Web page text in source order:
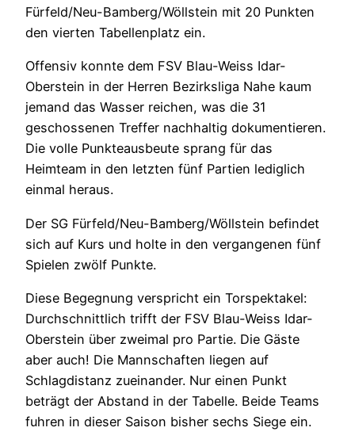
Fürfeld/Neu-Bamberg/Wöllstein mit 20 Punkten
den vierten Tabellenplatz ein.
Offensiv konnte dem FSV Blau-Weiss Idar-
Oberstein in der Herren Bezirksliga Nahe kaum
jemand das Wasser reichen, was die 31
geschossenen Treffer nachhaltig dokumentieren.
Die volle Punkteausbeute sprang für das
Heimteam in den letzten fünf Partien lediglich
einmal heraus.
Der SG Fürfeld/Neu-Bamberg/Wöllstein befindet
sich auf Kurs und holte in den vergangenen fünf
Spielen zwölf Punkte.
Diese Begegnung verspricht ein Torspektakel:
Durchschnittlich trifft der FSV Blau-Weiss Idar-
Oberstein über zweimal pro Partie. Die Gäste
aber auch! Die Mannschaften liegen auf
Schlagdistanz zueinander. Nur einen Punkt
beträgt der Abstand in der Tabelle. Beide Teams
fuhren in dieser Saison bisher sechs Siege ein.